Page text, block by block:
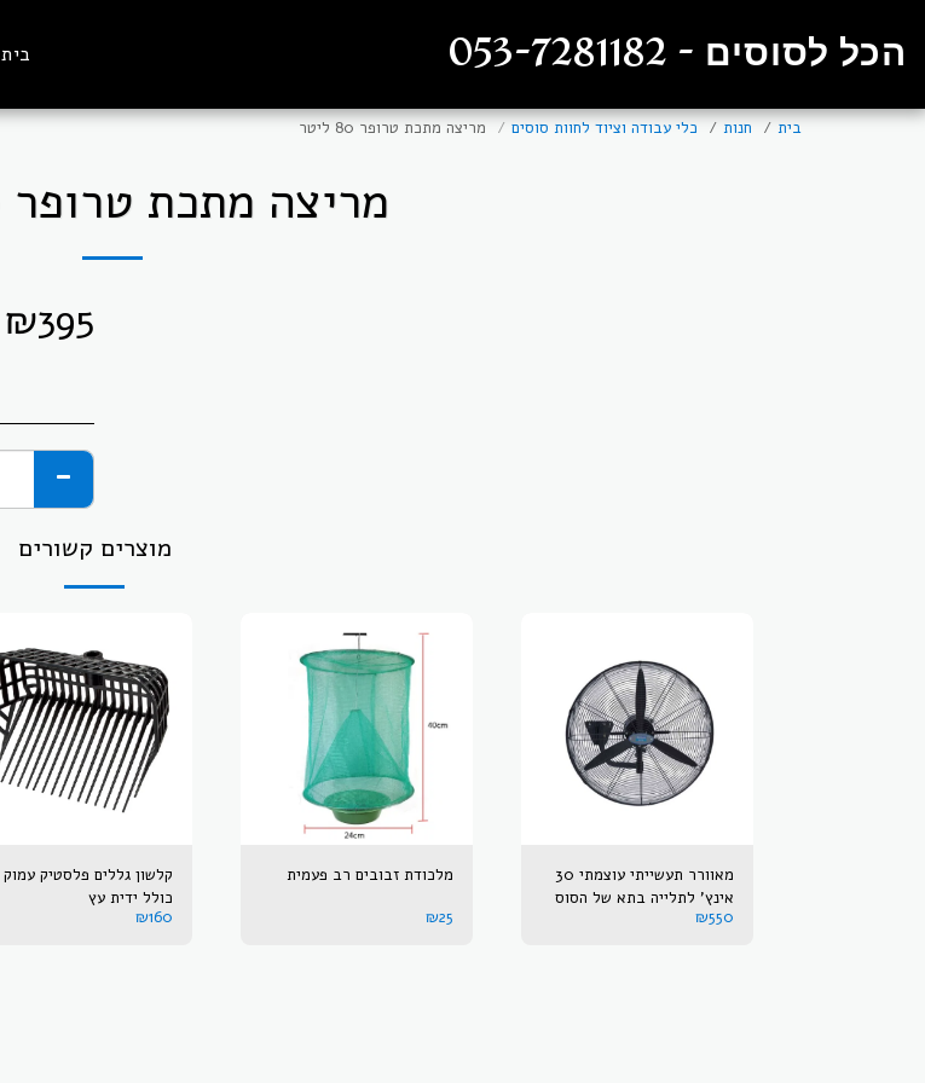
הכל לסוסים - 053-7281182 בית
בית חנות כלי עבודה וציוד לחוות סוסים מריצה מתכת טרופר 80 ליטר
מריצה מתכת טרופר 80 ליטר
₪395
מוצרים קשורים
מאוורר תעשייתי עוצמתי 30
אינץ' לתלייה בתא של הסוס
₪550
מלכודת זבובים רב פעמית
₪25
קלשון גללים פלסטיק עמוק
כולל ידית עץ
₪160